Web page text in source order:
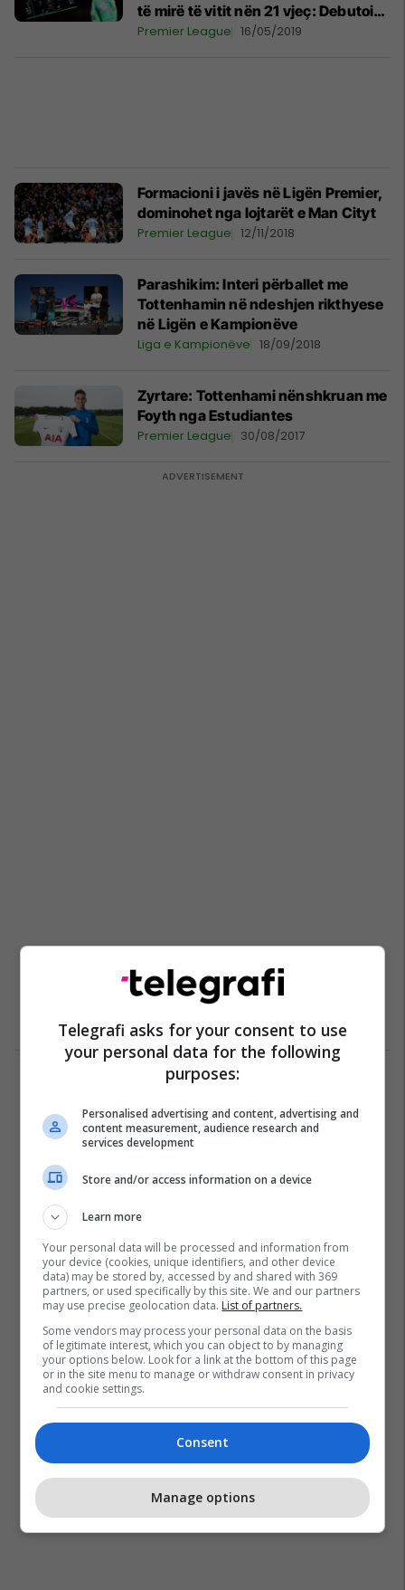
të mirë të vitit nën 21 vjeç: Debutoi
me Kosovën dhe fitoi titullin me
Premier League 16/05/2019
Formacioni i javës në Ligën Premier,
dominohet nga lojtarët e Man Cityt
Premier League 12/11/2018
Parashikim: Interi përballet me
Tottenhamin në ndeshjen rikthyese
në Ligën e Kampionëve
Liga e Kampionëve 18/09/2018
Zyrtare: Tottenhami nënshkruan me
Foyth nga Estudiantes
Premier League 30/08/2017
1
Telegrafi asks for your consent to use
your personal data for the following
purposes:
Personalised advertising and content, advertising and
content measurement, audience research and
services development
Store and/or access information on a device
Learn more
Your personal data will be processed and information from
your device (cookies, unique identifiers, and other device
data) may be stored by, accessed by and shared with 369
partners, or used specifically by this site. We and our partners
may use precise geolocation data. List of partners.
Some vendors may process your personal data on the basis
of legitimate interest, which you can object to by managing
your options below. Look for a link at the bottom of this page
or in the site menu to manage or withdraw consent in privacy
and cookie settings.
Consent
Manage options